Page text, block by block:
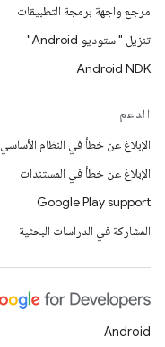
مرجع واجهة برمجة التطبيقات
تنزيل "استوديو Android"
Android NDK
الدعم
الإبلاغ عن خطأ في النظام الأساسي
الإبلاغ عن خطأ في المستندات
Google Play support
المشاركة في الدراسات البحثية
Android